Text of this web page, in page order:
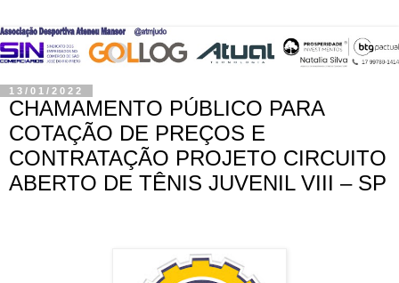
13/01/2022
CHAMAMENTO PÚBLICO PARA
COTAÇÃO DE PREÇOS E
CONTRATAÇÃO PROJETO CIRCUITO
ABERTO DE TÊNIS JUVENIL VIII – SP